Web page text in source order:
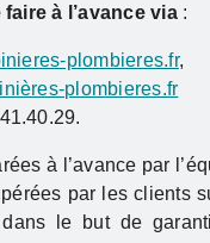
à l’avance via:
plombieres.fr,
plombieres.fr
à l’avance par
par les clients
le but de